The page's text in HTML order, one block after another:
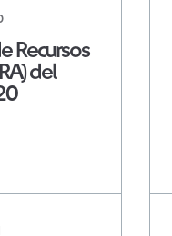
Recursos
del